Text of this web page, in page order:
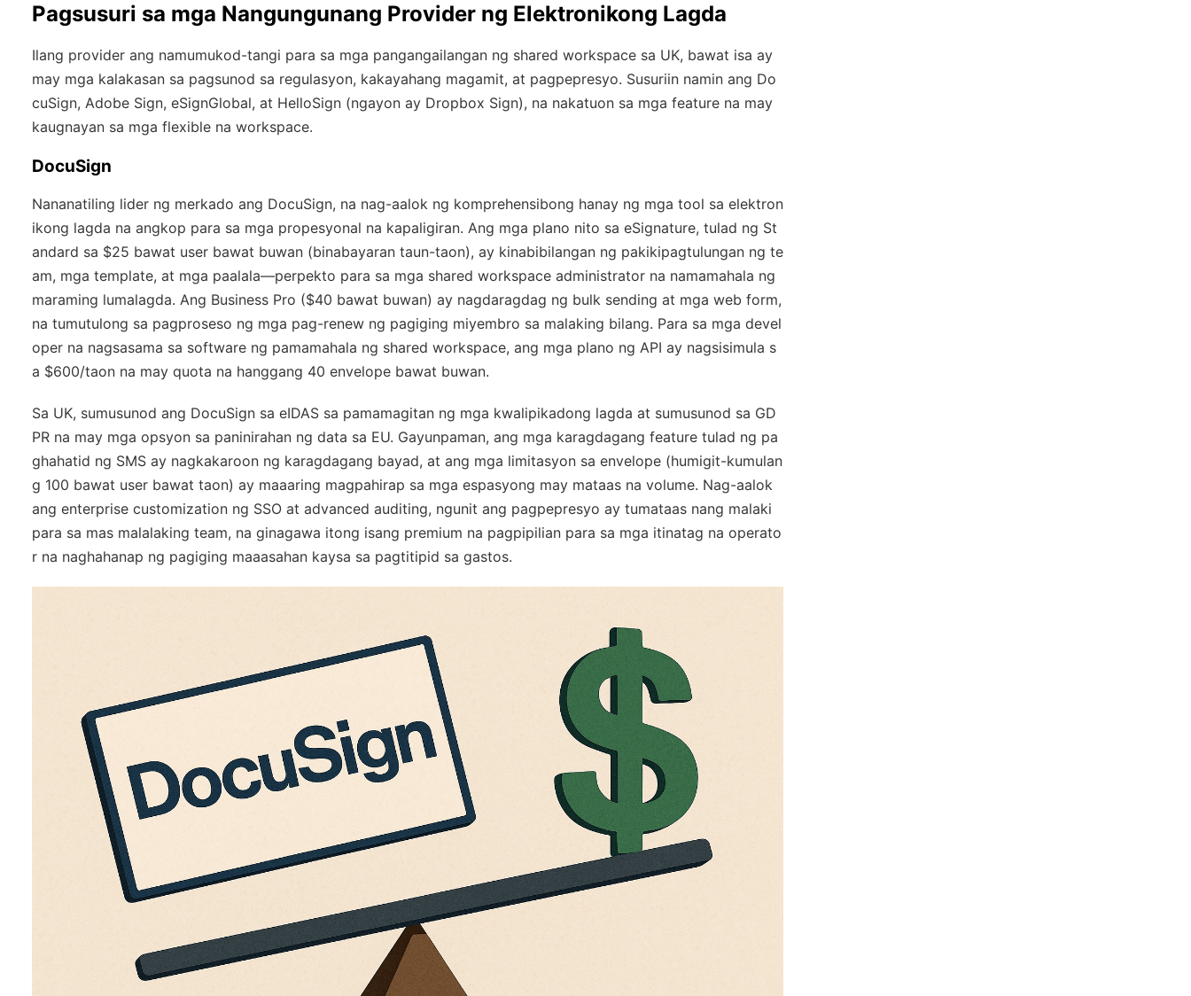
Pagsusuri sa mga Nangungunang Provider ng Elektronikong Lagda
Ilang provider ang namumukod-tangi para sa mga pangangailangan ng shared workspace sa UK, bawat isa ay
may mga kalakasan sa pagsunod sa regulasyon, kakayahang magamit, at pagpepresyo. Susuriin namin ang Do
cuSign, Adobe Sign, eSignGlobal, at HelloSign (ngayon ay Dropbox Sign), na nakatuon sa mga feature na may
kaugnayan sa mga flexible na workspace.
DocuSign
Nananatiling lider ng merkado ang DocuSign, na nag-aalok ng komprehensibong hanay ng mga tool sa elektron
ikong lagda na angkop para sa mga propesyonal na kapaligiran. Ang mga plano nito sa eSignature, tulad ng St
andard sa $25 bawat user bawat buwan (binabayaran taun-taon), ay kinabibilangan ng pakikipagtulungan ng te
am, mga template, at mga paalala—perpekto para sa mga shared workspace administrator na namamahala ng
maraming lumalagda. Ang Business Pro ($40 bawat buwan) ay nagdaragdag ng bulk sending at mga web form,
na tumutulong sa pagproseso ng mga pag-renew ng pagiging miyembro sa malaking bilang. Para sa mga devel
oper na nagsasama sa software ng pamamahala ng shared workspace, ang mga plano ng API ay nagsisimula s
a $600/taon na may quota na hanggang 40 envelope bawat buwan.
Sa UK, sumusunod ang DocuSign sa eIDAS sa pamamagitan ng mga kwalipikadong lagda at sumusunod sa GD
PR na may mga opsyon sa paninirahan ng data sa EU. Gayunpaman, ang mga karagdagang feature tulad ng pa
ghahatid ng SMS ay nagkakaroon ng karagdagang bayad, at ang mga limitasyon sa envelope (humigit-kumulan
g 100 bawat user bawat taon) ay maaaring magpahirap sa mga espasyong may mataas na volume. Nag-aalok
ang enterprise customization ng SSO at advanced auditing, ngunit ang pagpepresyo ay tumataas nang malaki
para sa mas malalaking team, na ginagawa itong isang premium na pagpipilian para sa mga itinatag na operato
r na naghahanap ng pagiging maaasahan kaysa sa pagtitipid sa gastos.